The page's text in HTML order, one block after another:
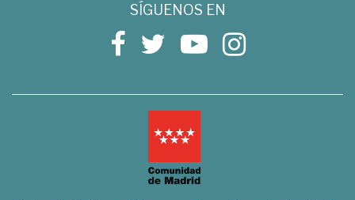
SÍGUENOS EN